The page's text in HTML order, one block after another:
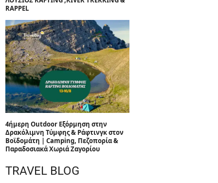
RAPPEL
4ήμερη Outdoor Εξόρμηση στην
Δρακόλιμνη Τύμφης & Ράφτινγκ στον
Βοϊδομάτη | Camping, Πεζοπορία &
Παραδοσιακά Χωριά Ζαγορίου
TRAVEL BLOG